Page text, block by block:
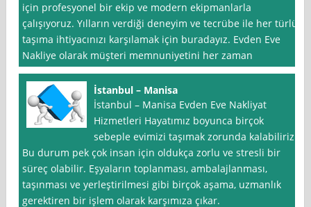
için profesyonel bir ekip ve modern ekipmanlarla
çalışıyoruz. Yılların verdiği deneyim ve tecrübe ile her türlü
taşıma ihtiyacınızı karşılamak için buradayız. Evden Eve
Nakliye olarak müşteri memnuniyetini her zaman
İstanbul – Manisa
İstanbul – Manisa Evden Eve Nakliyat
Hizmetleri Hayatımız boyunca birçok
sebeple evimizi taşımak zorunda kalabiliriz.
Bu durum pek çok insan için oldukça zorlu ve stresli bir
süreç olabilir. Eşyaların toplanması, ambalajlanması,
taşınması ve yerleştirilmesi gibi birçok aşama, uzmanlık
gerektiren bir işlem olarak karşımıza çıkar.